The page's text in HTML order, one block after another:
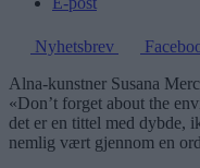
Nyhetsbrev
Alna-kunstner Susana
«Don’t forget about the
det er en tittel med dybde,
nemlig vært gjennom en